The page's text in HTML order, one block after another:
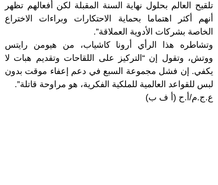
تلقيح العالم بحلول نهاية السنة المقبلة لكن أفعالهم تظهر
أنهم أكثر اهتماما بحماية الاحتكارات وبراءات الاختراع
الخاصة بشركات الأدوية العملاقة”.
وتشاطره هذا الرأي أرونا كاشياب، من هيومن رايتس
ووتش، وتقول إن “التركيز على اللقاحات وتقديم هبات لا
يكفي. إن فشل مجموعة السبع في دعم إعفاء موقت بدون
لبس للقواعد العالمية للملكية الفكرية، هو مراوحة قاتلة”.
ع.ج.م/أ.ح (أ ف ب)